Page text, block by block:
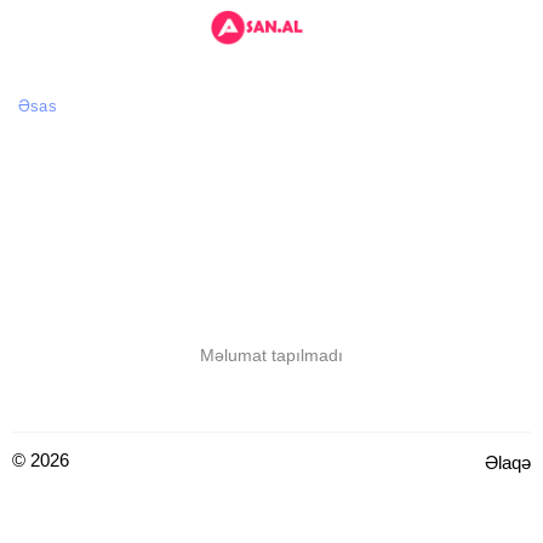
Əsas
Məlumat tapılmadı
© 2026 Əlaqə